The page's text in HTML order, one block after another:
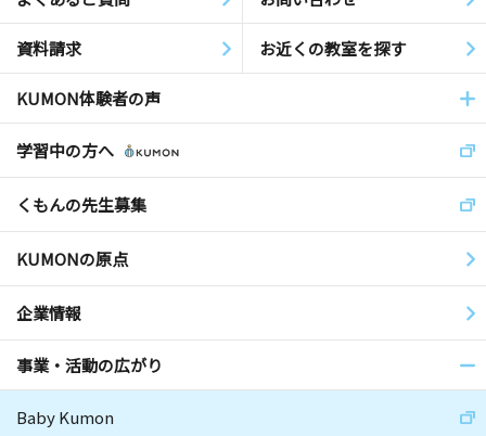
資料請求 お近くの教室を探す
KUMON体験者の声
学習中の方へ
くもんの先生募集
KUMONの原点
企業情報
事業・活動の広がり
Baby Kumon